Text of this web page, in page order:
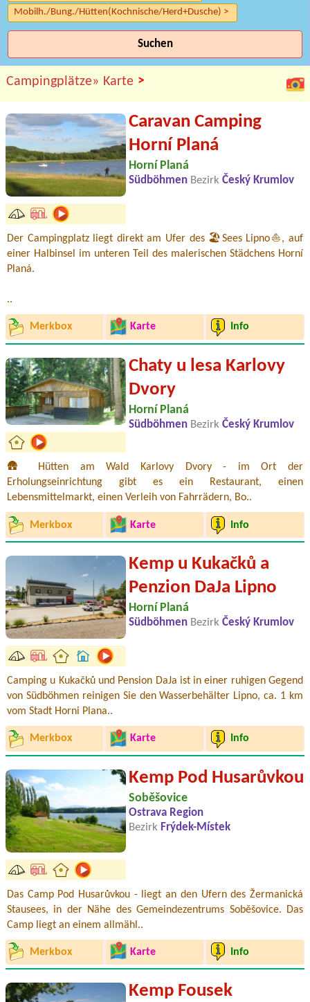
Mobilh./Bung./Hütten(Kochnische/Herd+Dusche) >
Suchen
Campingplätze» Karte >
Caravan Camping
Horní Planá
Horní Planá
Südböhmen Bezirk Český Krumlov
Der Campingplatz liegt direkt am Ufer des 🏖️Sees Lipno⛵, auf
einer Halbinsel im unteren Teil des malerischen Städchens Horní
Planá.
..
Merkbox Karte Info
Chaty u lesa Karlovy
Dvory
Horní Planá
Südböhmen Bezirk Český Krumlov
🛖 Hütten am Wald Karlovy Dvory - im Ort der
Erholungseinrichtung gibt es ein Restaurant, einen
Lebensmittelmarkt, einen Verleih von Fahrrädern, Bo..
Merkbox Karte Info
Kemp u Kukačků a
Penzion DaJa Lipno
Horní Planá
Südböhmen Bezirk Český Krumlov
Camping u Kukačků und Pension DaJa ist in einer ruhigen Gegend
von Südböhmen reinigen Sie den Wasserbehälter Lipno, ca. 1 km
vom Stadt Horni Plana..
Merkbox Karte Info
Kemp Pod Husarůvkou
Soběšovice
Ostrava Region
Bezirk Frýdek-Místek
Das Camp Pod Husarůvkou - liegt an den Ufern des Žermanická
Stausees, in der Nähe des Gemeindezentrums Soběšovice. Das
Camp liegt an einem allmähl..
Merkbox Karte Info
Kemp Fousek